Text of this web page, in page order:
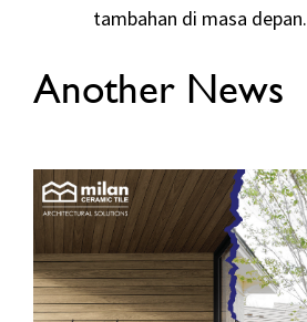
tambahan di masa depan.
Another News